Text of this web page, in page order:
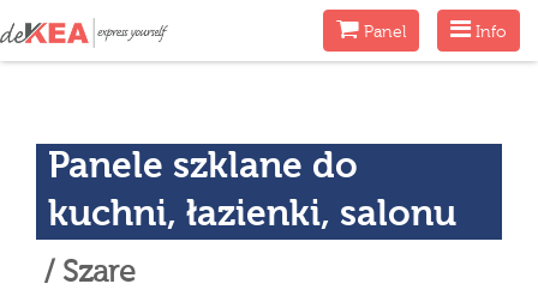
Menu
Info
MenuPanel
Panele szklane do
kuchni, łazienki, salonu
/ Szare